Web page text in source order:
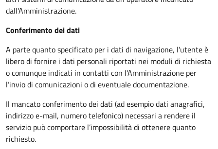
dall'Amministrazione.
Conferimento dei dati
A parte quanto specificato per i dati di navigazione, l’utente è
libero di fornire i dati personali riportati nei moduli di richiesta
o comunque indicati in contatti con l'Amministrazione per
l’invio di comunicazioni o di eventuale documentazione.
Il mancato conferimento dei dati (ad esempio dati anagrafici,
indirizzo e-mail, numero telefonico) necessari a rendere il
servizio può comportare l’impossibilità di ottenere quanto
richiesto.